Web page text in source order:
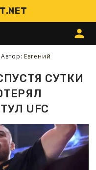
person
Автор:Евгений
СУТКИ
UFC